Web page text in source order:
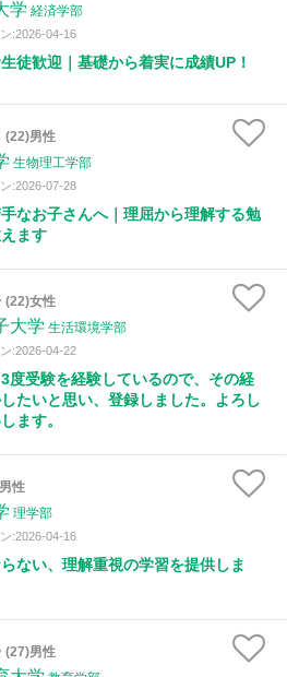
学 経済学部
:2026-04-16
徒歓迎｜基礎から着実に成績UP！
(22)男性
生物理工学部
:2026-07-28
なお子さんへ｜理屈から理解する勉
ます
(22)女性
大学 生活環境学部
:2026-04-22
度受験を経験しているので、その経
たいと思い、登録しました。よろし
ます。
性
理学部
:2026-04-16
ない、理解重視の学習を提供しま
(27)男性